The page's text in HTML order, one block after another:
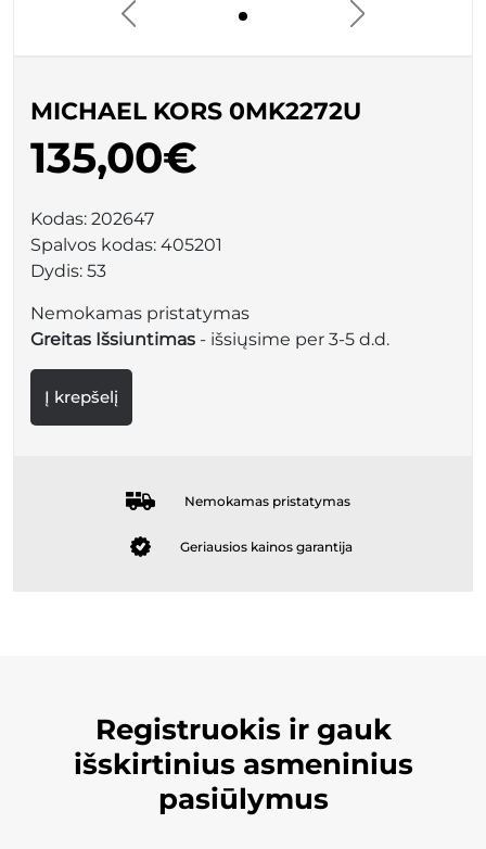
MICHAEL KORS 0MK2272U
135,00€
Kodas: 202647
Spalvos kodas: 405201
Dydis: 53
Nemokamas pristatymas
Greitas Išsiuntimas - išsiųsime per 3-5 d.d.
Į krepšelį
Nemokamas pristatymas
Geriausios kainos garantija
Registruokis ir gauk
išskirtinius asmeninius
pasiūlymus